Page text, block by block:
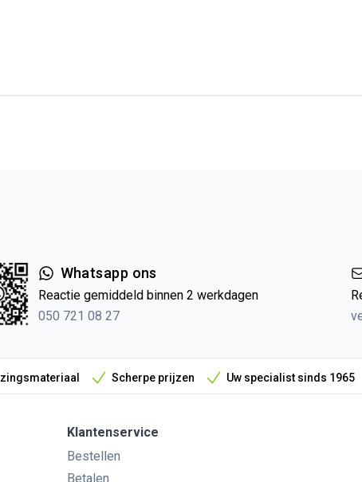
Whatsapp ons
Reactie gemiddeld binnen 2 werkdagen
050 721 08 27
Scherpe prijzen Uw specialist sinds 1965
Klantenservice
Bestellen
Betalen